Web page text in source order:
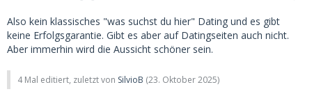
Also kein klassisches "was suchst du hier" Dating und es gibt
keine Erfolgsgarantie. Gibt es aber auf Datingseiten auch nicht.
Aber immerhin wird die Aussicht schöner sein.
4 Mal editiert, zuletzt von SilvioB (23. Oktober 2025)